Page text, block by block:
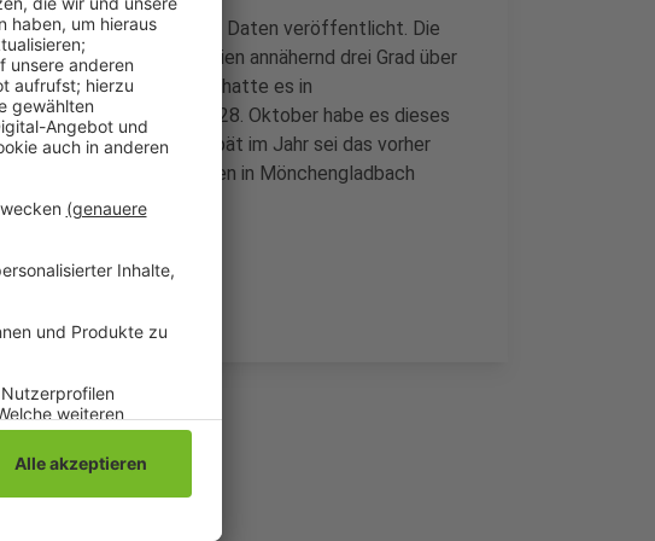
aktuelle Daten veröffentlicht. Die
fast 14 Grad. Das seien annähernd drei Grad über
wärmeren Oktober hatte es in
Jahr 2001 gegeben. Am 28. Oktober habe es dieses
gegeben. So spät im Jahr sei das vorher
kommende Woche werden in Mönchengladbach
bis zu 16 Grad.